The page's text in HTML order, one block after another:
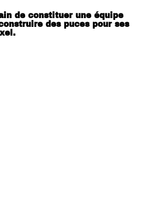
de constituer une équipe
des puces pour ses